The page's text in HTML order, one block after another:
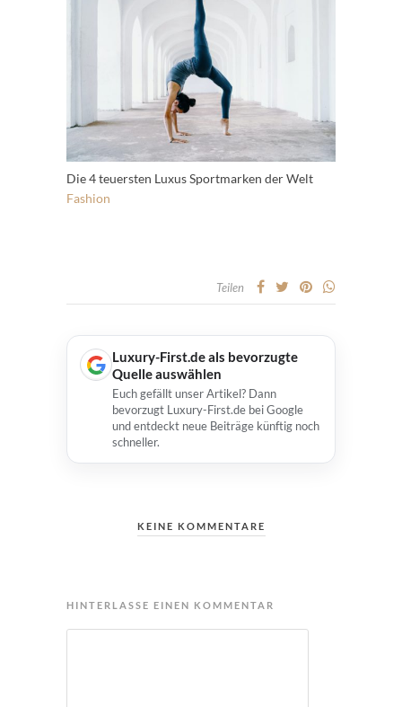
Die 4 teuersten Luxus Sportmarken der Welt
Fashion
Teilen
Luxury-First.de als bevorzugte
Quelle auswählen
Euch gefällt unser Artikel? Dann
bevorzugt Luxury-First.de bei Google
und entdeckt neue Beiträge künftig noch
schneller.
KEINE KOMMENTARE
HINTERLASSE EINEN KOMMENTAR